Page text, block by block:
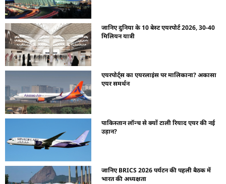
जानिए दुनिया के 10 बेस्ट एयरपोर्ट 2026, 30-40
मिलियन यात्री
एयरपोर्ट्स का एयरलाइंस पर मालिकाना? अकासा
एयर समर्थन
पाकिस्तान लॉन्च से क्यों टाली रियाद एयर की नई
उड़ान?
जानिए BRICS 2026 पर्यटन की पहली बैठक में
भारत की अध्यक्षता